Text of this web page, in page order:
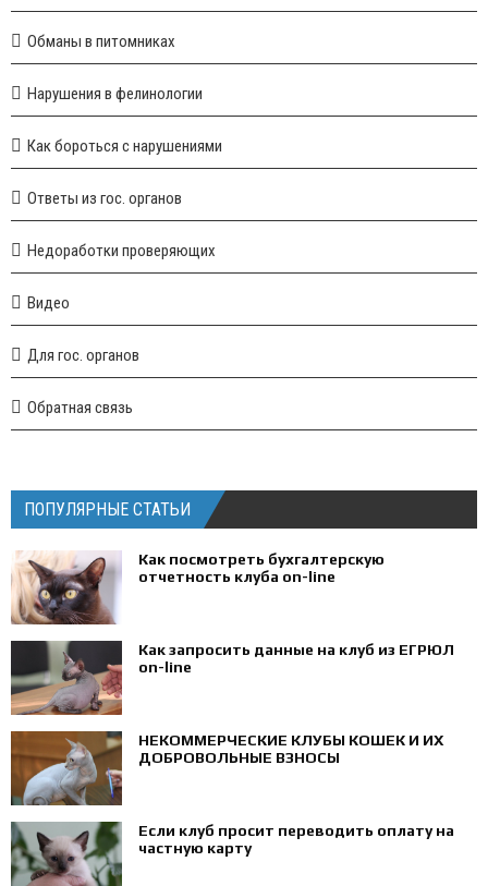
Обманы в питомниках
Нарушения в фелинологии
Как бороться с нарушениями
Ответы из гос. органов
Недоработки проверяющих
Видео
Для гос. органов
Обратная связь
ПОПУЛЯРНЫЕ СТАТЬИ
Как посмотреть бухгалтерскую
отчетность клуба on-line
Как запросить данные на клуб из ЕГРЮЛ
on-line
НЕКОММЕРЧЕСКИЕ КЛУБЫ КОШЕК И ИХ
ДОБРОВОЛЬНЫЕ ВЗНОСЫ
Если клуб просит переводить оплату на
частную карту